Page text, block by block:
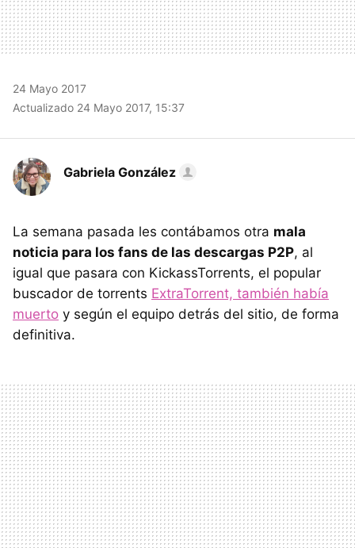
24 Mayo 2017
Actualizado 24 Mayo 2017, 15:37
Gabriela González
La semana pasada les contábamos otra mala
noticia para los fans de las descargas P2P, al
igual que pasara con KickassTorrents, el popular
buscador de torrents ExtraTorrent, también había
muerto y según el equipo detrás del sitio, de forma
definitiva.